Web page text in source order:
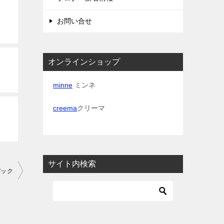
ク
お問い合せ
オンラインショップ
minne ミンネ
creemaクリーマ
サイト内検索